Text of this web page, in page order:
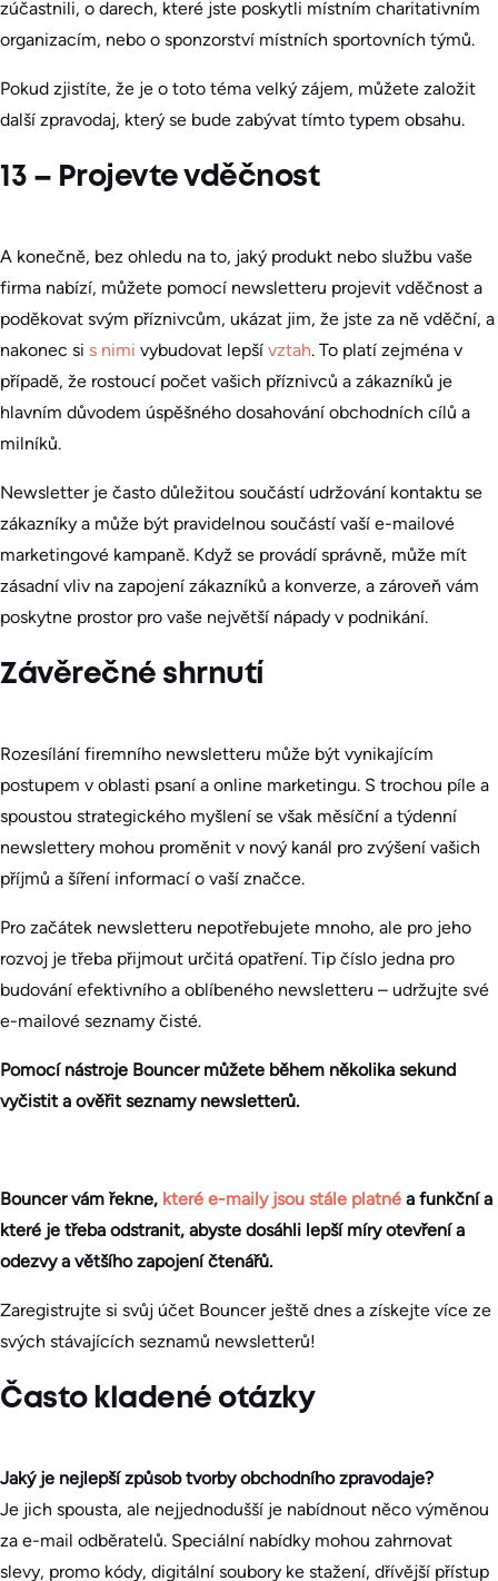
zúčastnili, o darech, které jste poskytli místním charitativním
organizacím, nebo o sponzorství místních sportovních týmů.
Pokud zjistíte, že je o toto téma velký zájem, můžete založit
další zpravodaj, který se bude zabývat tímto typem obsahu.
13 – Projevte vděčnost
A konečně, bez ohledu na to, jaký produkt nebo službu vaše
firma nabízí, můžete pomocí newsletteru projevit vděčnost a
poděkovat svým příznivcům, ukázat jim, že jste za ně vděční, a
nakonec si s nimi vybudovat lepší vztah. To platí zejména v
případě, že rostoucí počet vašich příznivců a zákazníků je
hlavním důvodem úspěšného dosahování obchodních cílů a
milníků.
Newsletter je často důležitou součástí udržování kontaktu se
zákazníky a může být pravidelnou součástí vaší e-mailové
marketingové kampaně. Když se provádí správně, může mít
zásadní vliv na zapojení zákazníků a konverze, a zároveň vám
poskytne prostor pro vaše největší nápady v podnikání.
Závěrečné shrnutí
Rozesílání firemního newsletteru může být vynikajícím
postupem v oblasti psaní a online marketingu. S trochou píle a
spoustou strategického myšlení se však měsíční a týdenní
newslettery mohou proměnit v nový kanál pro zvýšení vašich
příjmů a šíření informací o vaší značce.
Pro začátek newsletteru nepotřebujete mnoho, ale pro jeho
rozvoj je třeba přijmout určitá opatření. Tip číslo jedna pro
budování efektivního a oblíbeného newsletteru – udržujte své
e-mailové seznamy čisté.
Pomocí nástroje Bouncer můžete během několika sekund
vyčistit a ověřit seznamy newsletterů.
Bouncer vám řekne, které e-maily jsou stále platné a funkční a
které je třeba odstranit, abyste dosáhli lepší míry otevření a
odezvy a většího zapojení čtenářů.
Zaregistrujte si svůj účet Bouncer ještě dnes a získejte více ze
svých stávajících seznamů newsletterů!
Často kladené otázky
Jaký je nejlepší způsob tvorby obchodního zpravodaje?
Je jich spousta, ale nejjednodušší je nabídnout něco výměnou
za e-mail odběratelů. Speciální nabídky mohou zahrnovat
slevy, promo kódy, digitální soubory ke stažení, dřívější přístup